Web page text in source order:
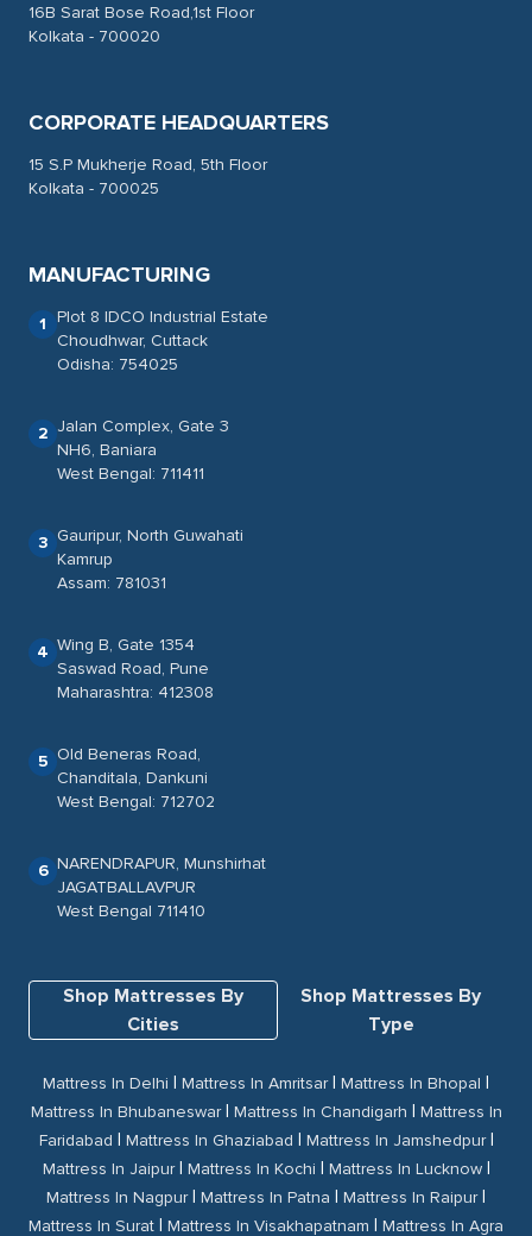
16B Sarat Bose Road,1st Floor
Kolkata - 700020
CORPORATE HEADQUARTERS
15 S.P Mukherje Road, 5th Floor
Kolkata - 700025
MANUFACTURING
1 Plot 8 IDCO Industrial Estate
Choudhwar, Cuttack
Odisha: 754025
2 Jalan Complex, Gate 3
NH6, Baniara
West Bengal: 711411
3 Gauripur, North Guwahati
Kamrup
Assam: 781031
4 Wing B, Gate 1354
Saswad Road, Pune
Maharashtra: 412308
5 Old Beneras Road,
Chanditala, Dankuni
West Bengal: 712702
6 NARENDRAPUR, Munshirhat
JAGATBALLAVPUR
West Bengal 711410
Shop Mattresses By
Cities
Shop Mattresses By
Type
Mattress In Delhi | Mattress In Amritsar| Mattress In Bhopal |
Mattress In Bhubaneswar| Mattress In Chandigarh | Mattress In
Faridabad | Mattress In Ghaziabad | Mattress In Jamshedpur|
Mattress In Jaipur| Mattress In Kochi | Mattress In Lucknow|
Mattress In Nagpur| Mattress In Patna | Mattress In Raipur|
Mattress In Surat | Mattress In Visakhapatnam | Mattress In Agra